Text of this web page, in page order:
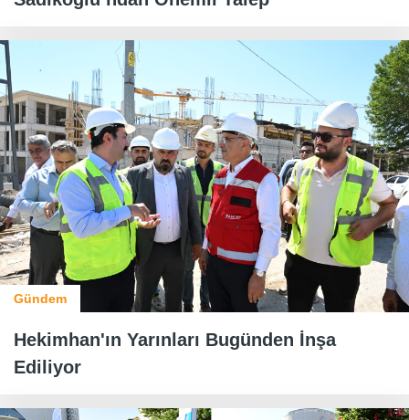
Gündem
Hekimhan'ın Yarınları Bugünden İnşa
Ediliyor